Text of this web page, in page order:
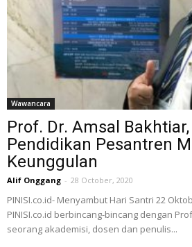
Wawancara
Prof. Dr. Amsal
Pendidikan Pesantren
Keunggulan
Alif Onggang - 28 October, 2020
PINISI.co.id- Menyambut Hari Santri 22
PINISI.co.id berbincang-bincang dengan
seorang akademisi, dosen dan penulis...